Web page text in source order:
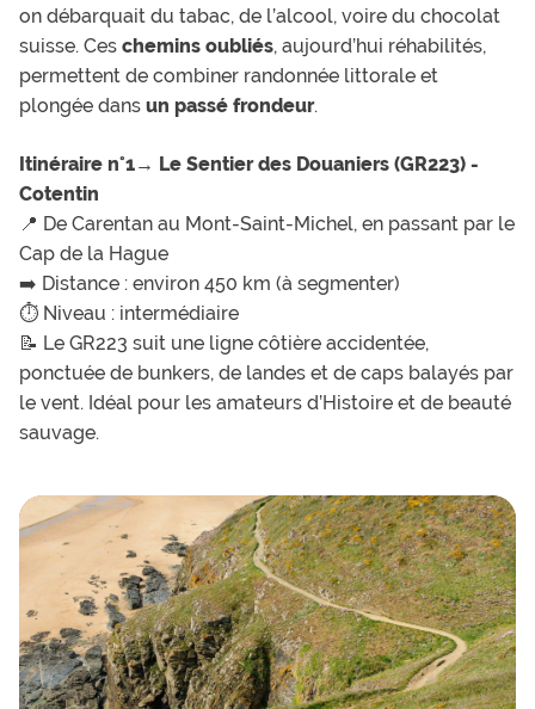
on débarquait du tabac, de l’alcool, voire du chocolat
suisse. Ces chemins oubliés, aujourd’hui réhabilités,
permettent de combiner randonnée littorale et
plongée dans un passé frondeur.
Itinéraire n°1→ Le Sentier des Douaniers (GR223) -
Cotentin
📍 De Carentan au Mont-Saint-Michel, en passant par le
Cap de la Hague
➡️ Distance : environ 450 km (à segmenter)
⏱️ Niveau : intermédiaire
📝 Le GR223 suit une ligne côtière accidentée,
ponctuée de bunkers, de landes et de caps balayés par
le vent. Idéal pour les amateurs d’Histoire et de beauté
sauvage.